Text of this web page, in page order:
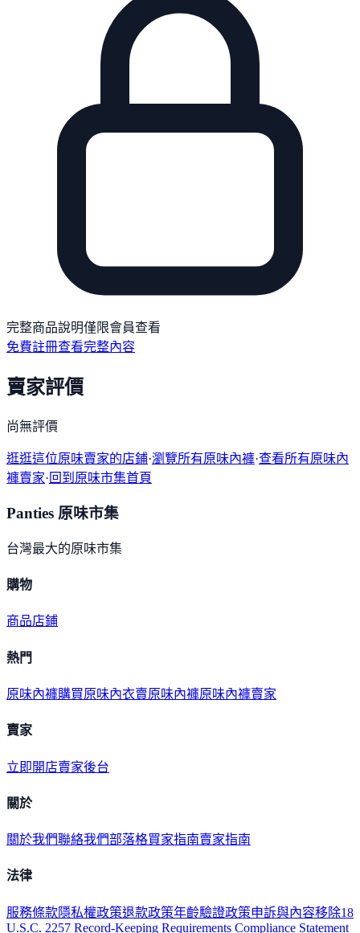
完整商品說明僅限會員查看
免費註冊查看完整內容
賣家評價
尚無評價
逛逛這位原味賣家的店鋪·瀏覽所有原味內褲·查看所有原味內
褲賣家·回到原味市集首頁
Panties 原味市集
台灣最大的原味市集
購物
商品店鋪
熱門
原味內褲購買原味內衣賣原味內褲原味內褲賣家
賣家
立即開店賣家後台
關於
關於我們聯絡我們部落格買家指南賣家指南
法律
服務條款隱私權政策退款政策年齡驗證政策申訴與內容移除18
U.S.C. 2257 Record-Keeping Requirements Compliance Statement